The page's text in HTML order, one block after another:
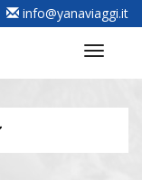
info@yanaviaggi.it